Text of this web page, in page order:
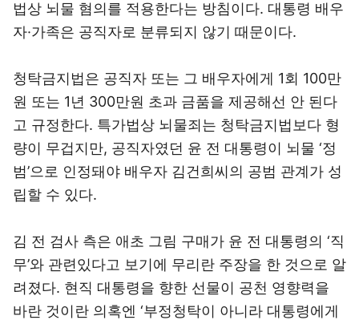
법상 뇌물 혐의를 적용한다는 방침이다. 대통령 배우
자·가족은 공직자로 분류되지 않기 때문이다.
청탁금지법은 공직자 또는 그 배우자에게 1회 100만
원 또는 1년 300만원 초과 금품을 제공해선 안 된다
고 규정한다. 특가법상 뇌물죄는 청탁금지법보다 형
량이 무겁지만, 공직자였던 윤 전 대통령이 뇌물 ‘정
범’으로 인정돼야 배우자 김건희씨의 공범 관계가 성
립할 수 있다.
김 전 검사 측은 애초 그림 구매가 윤 전 대통령의 ‘직
무’와 관련있다고 보기에 무리란 주장을 한 것으로 알
려졌다. 현직 대통령을 향한 선물이 공천 영향력을
바란 것이란 의혹엔 ‘부정청탁이 아니라 대통령에게